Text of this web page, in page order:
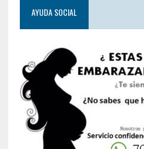
AYUDA SOCIAL